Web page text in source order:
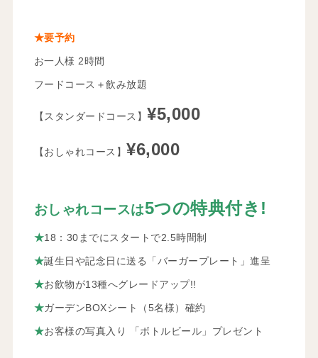
★要予約
お一人様 2時間
フードコース＋飲み放題
【スタンダードコース】 ¥5,000
【おしゃれコース】 ¥6,000
おしゃれコースは5つの特典付き!
★18：30までにスタートで2.5時間制
★誕生日や記念日に送る「バーガープレート」進呈
★お飲物が13種へグレードアップ!!
★ガーデンBOXシート（5名様）確約
★お客様の写真入り 「ボトルビール」プレゼント